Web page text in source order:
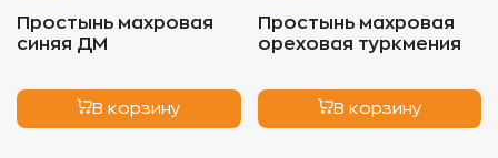
Простынь махровая
синяя ДМ
В корзину
Простынь махровая
ореховая туркмения
В корзину